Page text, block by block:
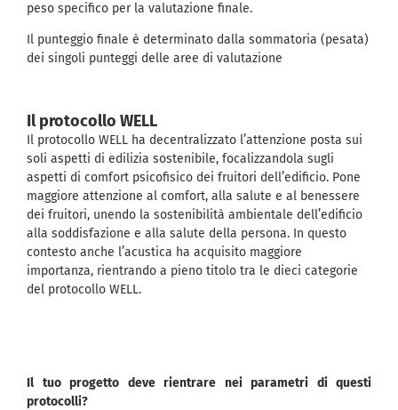
peso specifico per la valutazione finale.
Il punteggio finale è determinato dalla sommatoria (pesata)
dei singoli punteggi delle aree di valutazione
Il protocollo WELL
Il protocollo WELL ha decentralizzato l’attenzione posta sui
soli aspetti di edilizia sostenibile, focalizzandola sugli
aspetti di comfort psicofisico dei fruitori dell’edificio. Pone
maggiore attenzione al comfort, alla salute e al benessere
dei fruitori, unendo la sostenibilità ambientale dell’edificio
alla soddisfazione e alla salute della persona. In questo
contesto anche l’acustica ha acquisito maggiore
importanza, rientrando a pieno titolo tra le dieci categorie
del protocollo WELL.
Il tuo progetto deve rientrare nei parametri di questi
protocolli?